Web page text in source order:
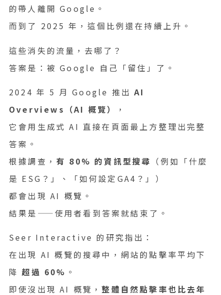
的帶人離開 Google。
而到了 2025 年，這個比例還在持續上升。
這些消失的流量，去哪了？
答案是：被 Google 自己「留住」了。
2024 年 5 月 Google 推出AI
Overviews（AI 概覽）
，
它會用生成式 AI 直接在頁面最上方整理出完整
答案。
根據調查， 有 80% 的資訊型搜尋 （例如「什麼
是 ESG？」、「如何設定GA4？」）
都會出現 AI 概覽。
結果是——使用者看到答案就結束了。
Seer Interactive 的研究指出：
在出現 AI 概覽的搜尋中，網站的點擊率平均下
降超過 60% 。
即使沒出現 AI 概覽，整體自然點擊率也比去年